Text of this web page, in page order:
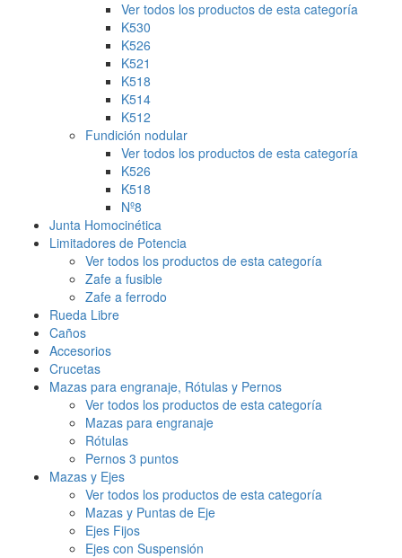
Ver todos los productos de esta categoría
K530
K526
K521
K518
K514
K512
Fundición nodular
Ver todos los productos de esta categoría
K526
K518
Nº8
Junta Homocinética
Limitadores de Potencia
Ver todos los productos de esta categoría
Zafe a fusible
Zafe a ferrodo
Rueda Libre
Caños
Accesorios
Crucetas
Mazas para engranaje, Rótulas y Pernos
Ver todos los productos de esta categoría
Mazas para engranaje
Rótulas
Pernos 3 puntos
Mazas y Ejes
Ver todos los productos de esta categoría
Mazas y Puntas de Eje
Ejes Fijos
Ejes con Suspensión